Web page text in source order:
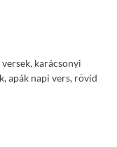
karácsonyi
apák napi vers, rövid